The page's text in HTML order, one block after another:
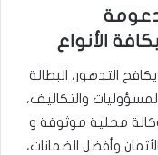
الأنواع
التدهور، البطالة
والتكاليف،
وكالة محلية موثوقة و
وأفضل الضمانات،